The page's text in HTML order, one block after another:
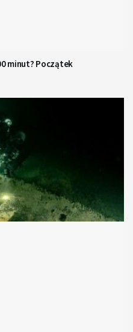
minut? Początek